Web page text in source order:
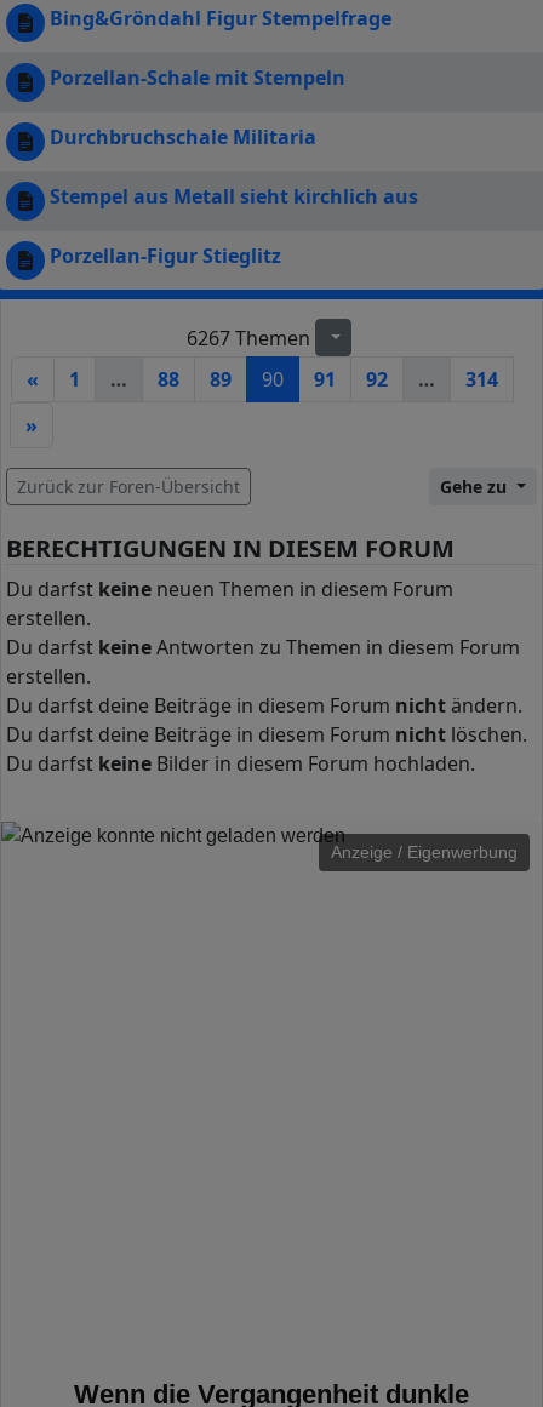
Bing&Gröndahl Figur Stempelfrage
Porzellan-Schale mit Stempeln
Durchbruchschale Militaria
Stempel aus Metall sieht kirchlich aus
Porzellan-Figur Stieglitz
6267 Themen Seite
« 1 … 88 89 90 91 92 …
314
»
Zurück zur Foren-Übersicht Gehe zu
BERECHTIGUNGEN IN DIESEM FORUM
Du darfst keine neuen Themen in diesem Forum
erstellen.
Du darfst keineAntworten zu Themen in diesem Forum
erstellen.
Du darfst deine Beiträge in diesem Forum nicht ändern.
Du darfst deine Beiträge in diesem Forum nicht löschen.
Du darfst keine Bilder in diesem Forum hochladen.
Anzeige / Eigenwerbung
Wenn die Vergangenheit dunkle